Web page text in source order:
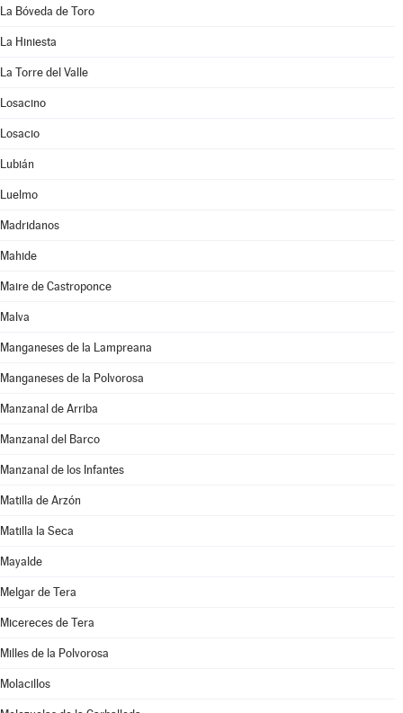
La Bóveda de Toro
La Hiniesta
La Torre del Valle
Losacino
Losacio
Lubián
Luelmo
Madridanos
Mahide
Maire de Castroponce
Malva
Manganeses de la Lampreana
Manganeses de la Polvorosa
Manzanal de Arriba
Manzanal del Barco
Manzanal de los Infantes
Matilla de Arzón
Matilla la Seca
Mayalde
Melgar de Tera
Micereces de Tera
Milles de la Polvorosa
Molacillos